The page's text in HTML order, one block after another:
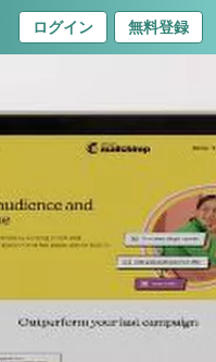
ログイン 無料登録